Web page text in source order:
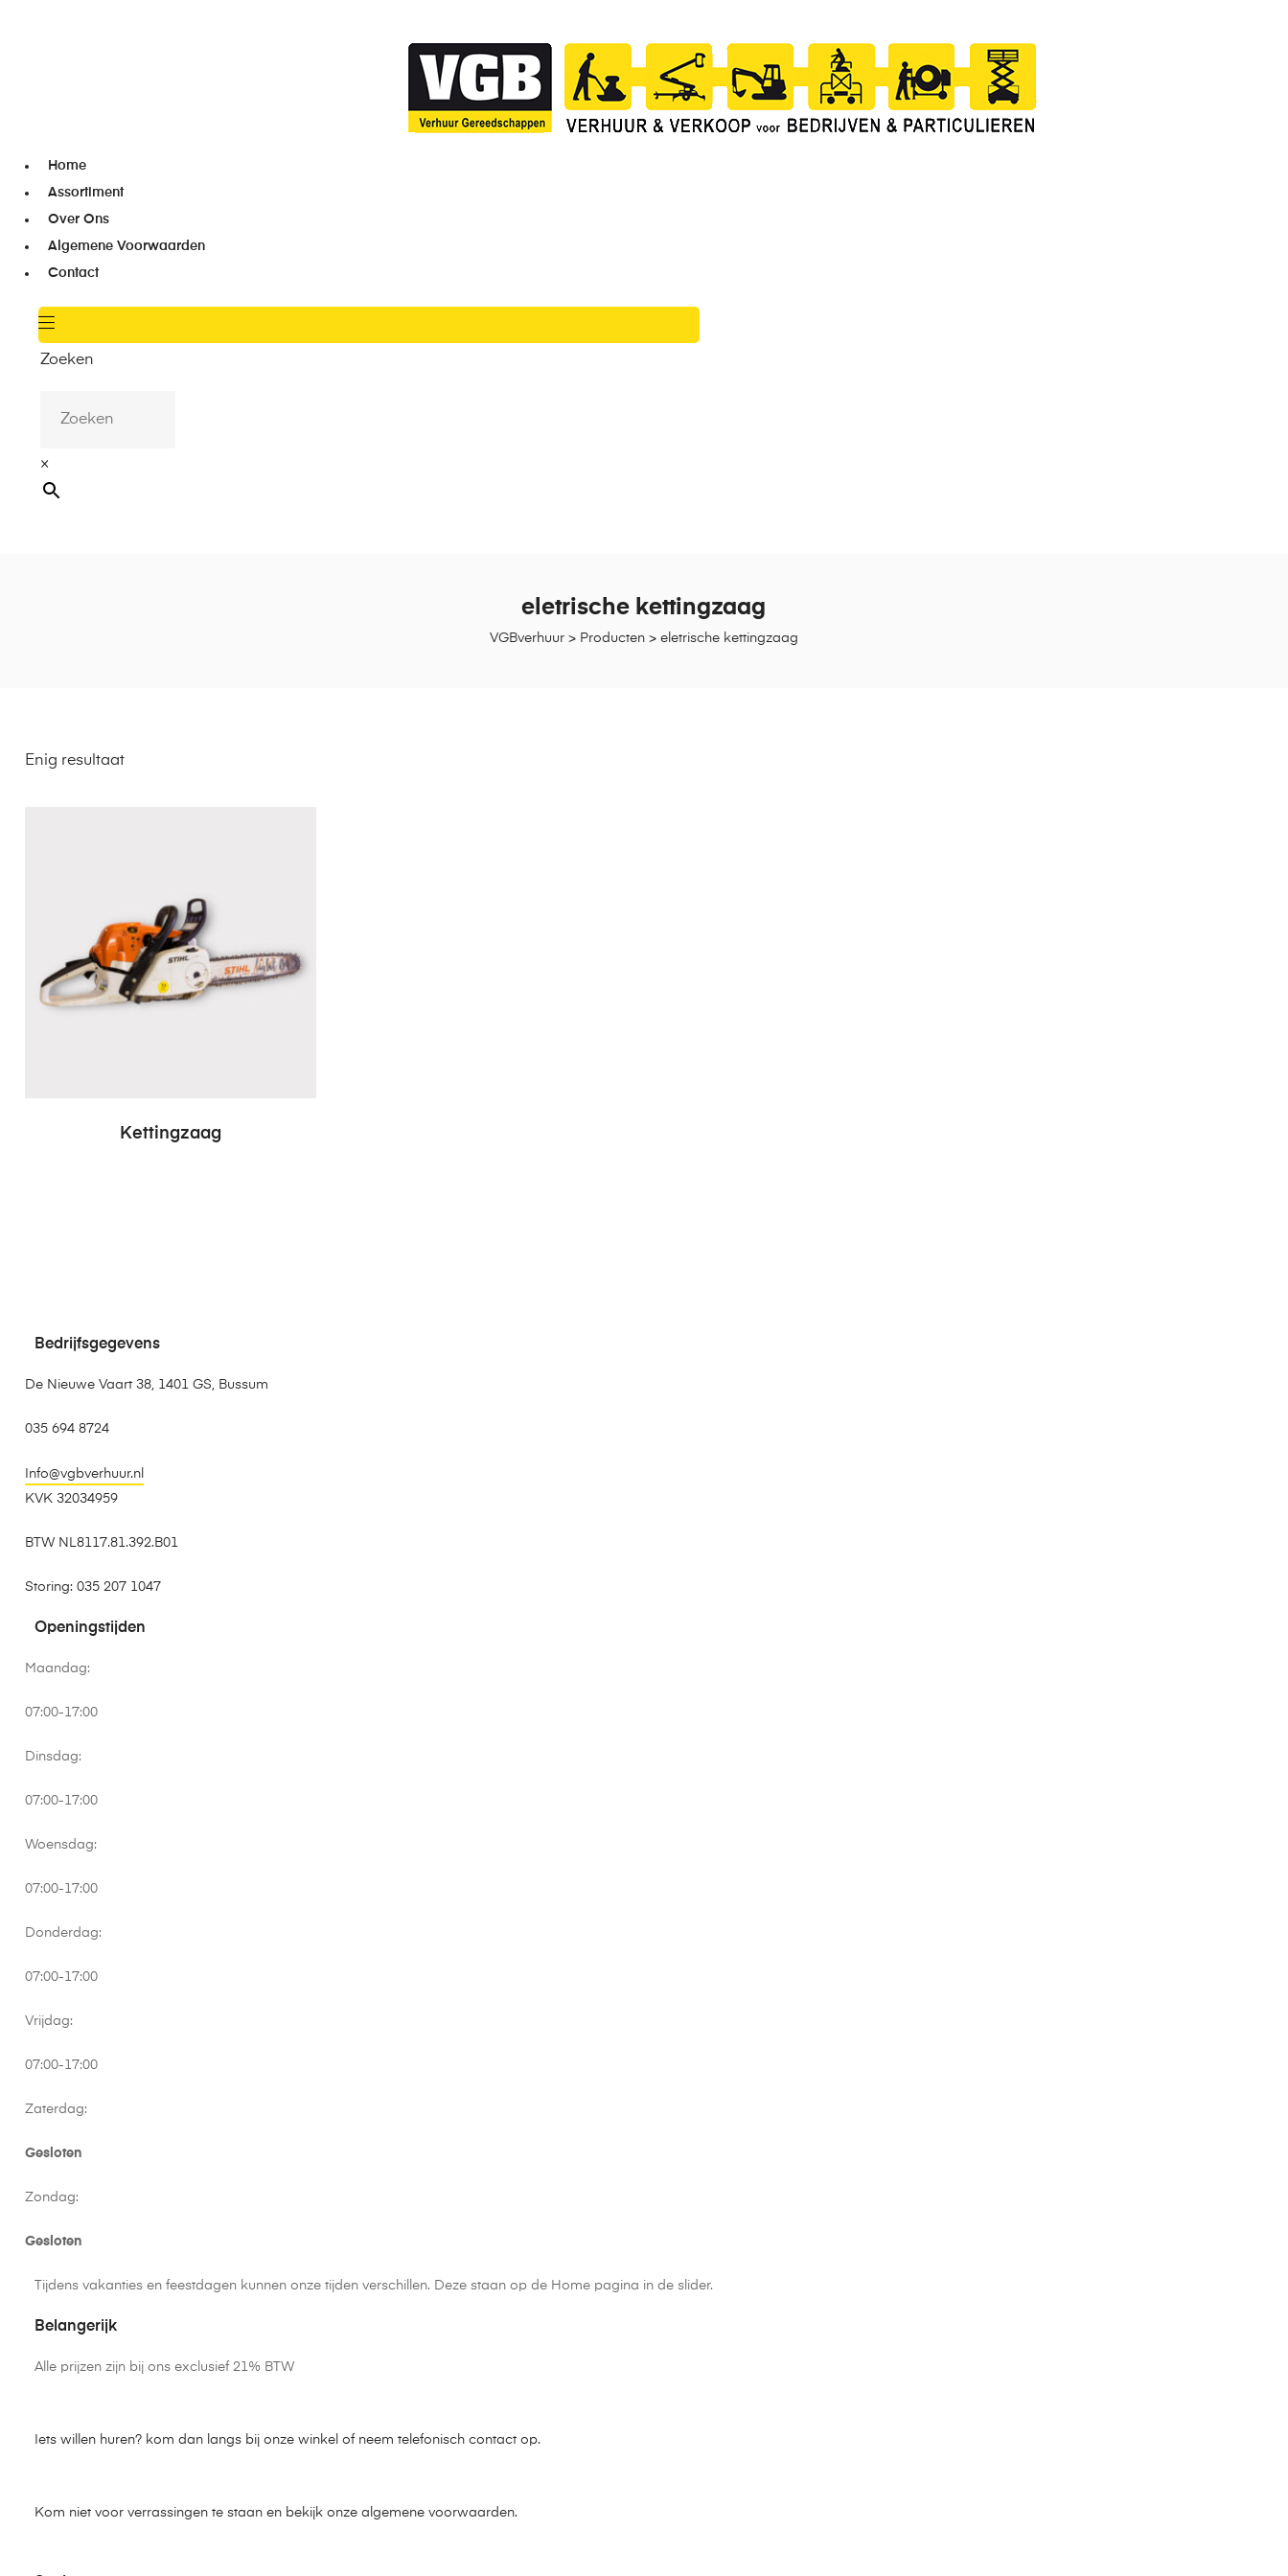
Home
Assortiment
Over Ons
Algemene Voorwaarden
Contact
Zoeken
×
VGBverhuur> Producten> eletrische kettingzaag
eletrische kettingzaag
Enig resultaat
Kettingzaag
Bedrijfsgegevens
De Nieuwe Vaart 38, 1401 GS, Bussum
035 694 8724
Info@vgbverhuur.nl
KVK 32034959
BTW NL8117.81.392.B01
Storing: 035 207 1047
Openingstijden
Maandag:
07:00-17:00
Dinsdag:
07:00-17:00
Woensdag:
07:00-17:00
Donderdag:
07:00-17:00
Vrijdag:
07:00-17:00
Zaterdag:
Gesloten
Zondag:
Gesloten
Tijdens vakanties en feestdagen kunnen onze tijden verschillen. Deze staan op de Home pagina in de slider.
Belangerijk
Alle prijzen zijn bij ons exclusief 21% BTW
Iets willen huren? kom dan langs bij onze winkel of neem telefonisch contact op.
Kom niet voor verrassingen te staan en bekijk onze algemene voorwaarden.